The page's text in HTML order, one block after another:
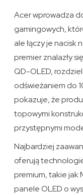
Acer wprowadza
gamingowych,
ale łączy je nacisk
premier znalazły
QD-OLED,
odświeżaniem do
pokazuje, że
topowymi
przystępnymi
Najbardziej
oferują
premium, takie jak
panele OLED o